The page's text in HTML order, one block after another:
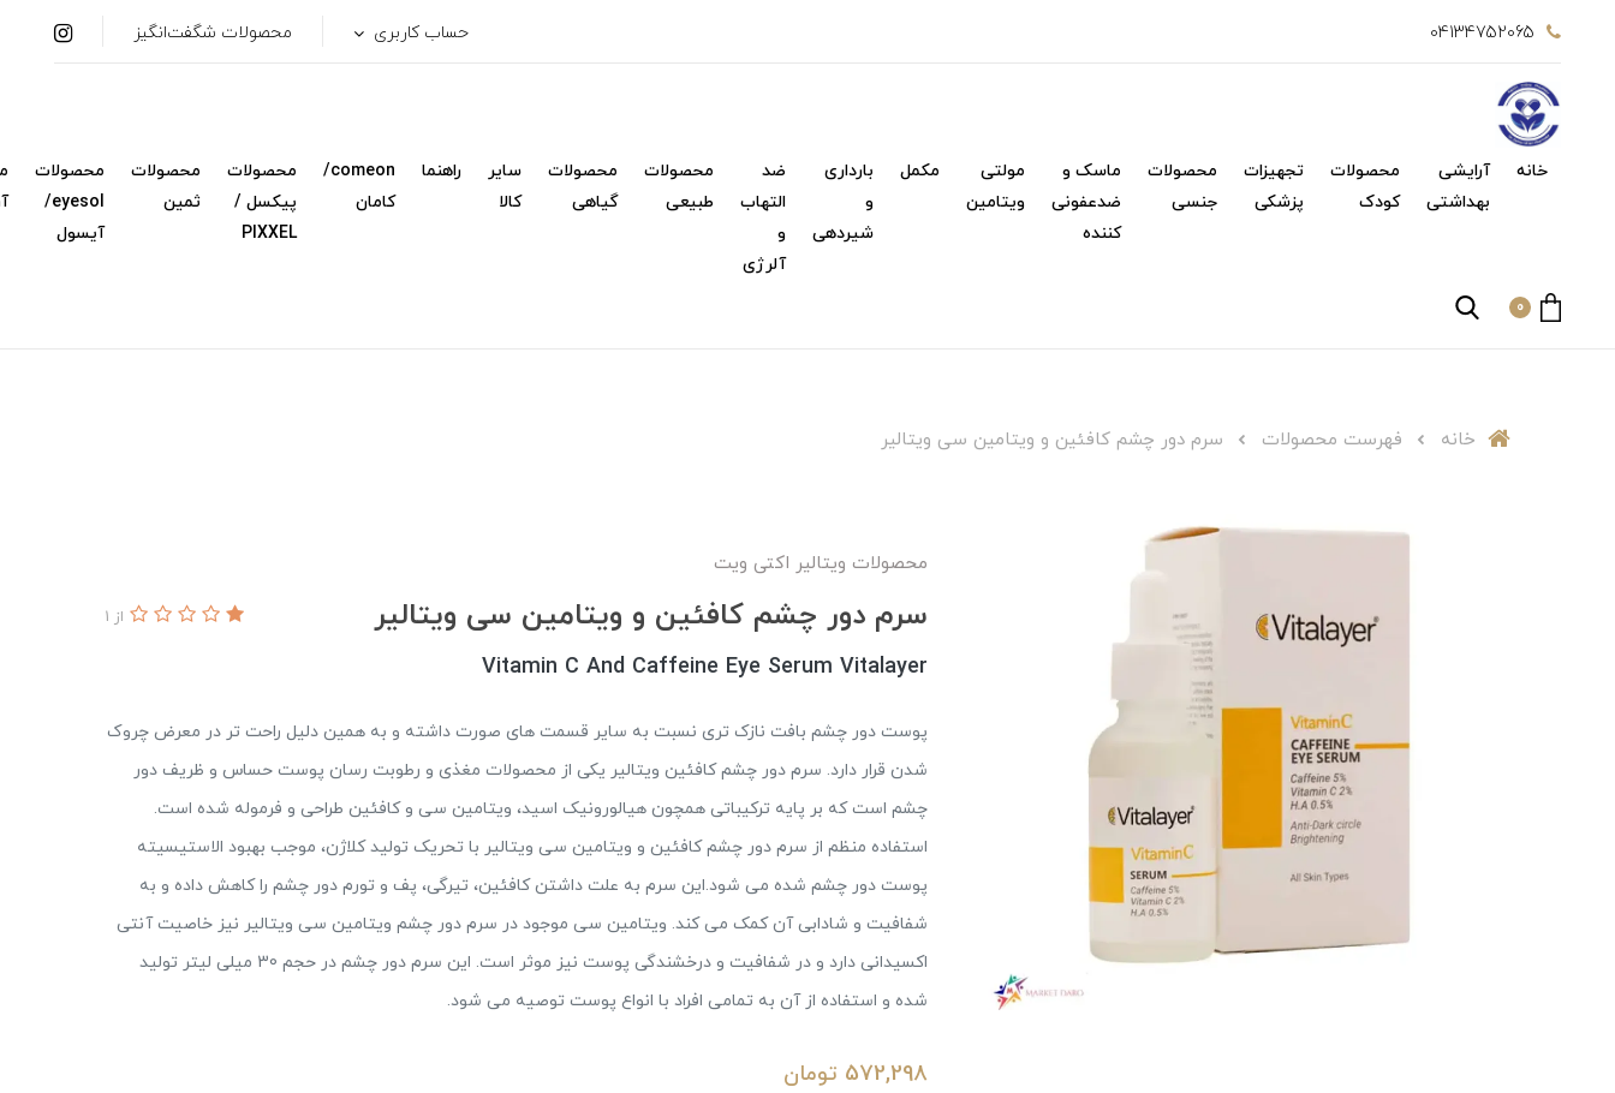
04134752065 حساب کاربری محصولات شگفت‌انگیز
خانه
آرایشی
بهداشتی
محصولات
کودک
تجهیزات
پزشکی
محصولات
جنسی
ماسک و
ضدعفونی
کننده
مولتی
ویتامین
مکمل
بارداری
و
شیردهی
ضد
التهاب
و
آلرژی
محصولات
طبیعی
محصولات
گیاهی
سایر
کالا
راهنما
comeon/
کامان
محصولات
پیکسل /
PIXXEL
محصولات
ثمین
محصولات
eyesol/
آیسول
0
خانه فهرست محصولات سرم دور چشم کافئین و ویتامین سی ویتالیر
محصولات ویتالیر اکتی ویت
سرم دور چشم کافئین و ویتامین سی ویتالیر از 1
Vitamin C And Caffeine Eye Serum Vitalayer
پوست دور چشم بافت نازک تری نسبت به سایر قسمت های صورت داشته و به همین دلیل راحت تر در معرض چروک
شدن قرار دارد. سرم دور چشم کافئین ویتالیر یکی از محصولات مغذی و رطوبت رسان پوست حساس و ظریف دور
چشم است که بر پایه ترکیباتی همچون هیالورونیک اسید، ویتامین سی و کافئین طراحی و فرموله شده است.
استفاده منظم از سرم دور چشم کافئین و ویتامین سی ویتالیر با تحریک تولید کلاژن، موجب بهبود الاستیسیته
پوست دور چشم شده می شود.این سرم به علت داشتن کافئین، تیرگی، پف و تورم دور چشم را کاهش داده و به
شفافیت و شادابی آن کمک می کند. ویتامین سی موجود در سرم دور چشم ویتامین سی ویتالیر نیز خاصیت آنتی
اکسیدانی دارد و در شفافیت و درخشندگی پوست نیز موثر است. این سرم دور چشم در حجم 30 میلی لیتر تولید
شده و استفاده از آن به تمامی افراد با انواع پوست توصیه می شود.
572,298 تومان